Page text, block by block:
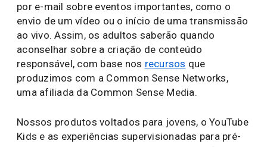
por e-mail sobre eventos importantes, como o
envio de um vídeo ou o início de uma transmissão
ao vivo. Assim, os adultos saberão quando
aconselhar sobre a criação de conteúdo
responsável, com base nos recursos que
produzimos com a Common Sense Networks,
uma afiliada da Common Sense Media.
Nossos produtos voltados para jovens, o YouTube
Kids e as experiências supervisionadas para pré-